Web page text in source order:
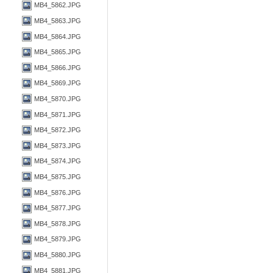
MB4_5862.JPG
MB4_5863.JPG
MB4_5864.JPG
MB4_5865.JPG
MB4_5866.JPG
MB4_5869.JPG
MB4_5870.JPG
MB4_5871.JPG
MB4_5872.JPG
MB4_5873.JPG
MB4_5874.JPG
MB4_5875.JPG
MB4_5876.JPG
MB4_5877.JPG
MB4_5878.JPG
MB4_5879.JPG
MB4_5880.JPG
MB4_5881.JPG